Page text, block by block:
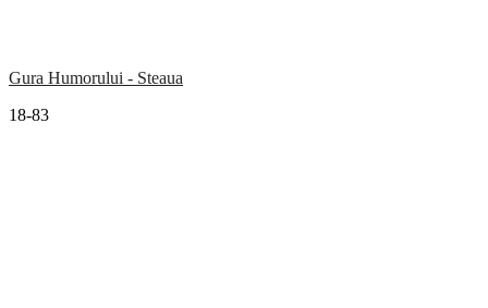
Gura Humorului - Steaua
18-83